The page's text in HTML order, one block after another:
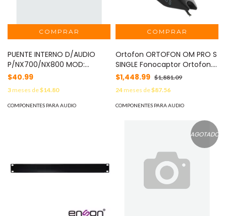
PUENTE INTERNO D/AUDIO
P/NX700/NX800 MOD:
E37111805
$40.99
3meses de$14.80
COMPONENTES PARA AUDIO
Ortofon ORTOFON OM PRO S
SINGLE Fonocaptor Ortofon.
MOD: OM PRO S SINGLE
$1,448.99 $1,881.09
24meses de$87.56
COMPONENTES PARA AUDIO
AGOTADO